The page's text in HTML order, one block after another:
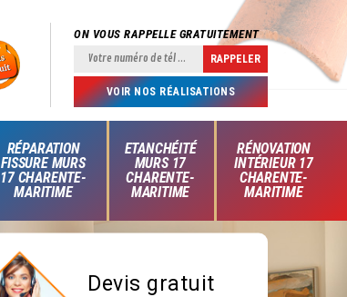
ON VOUS RAPPELLE GRATUITEMENT
VOIR NOS RÉALISATIONS
RÉPARATION
FISSURE MURS
17 CHARENTE-
MARITIME
ETANCHÉITÉ
MURS 17
CHARENTE-
MARITIME
RÉNOVATION
INTÉRIEUR 17
CHARENTE-
MARITIME
Devis gratuit